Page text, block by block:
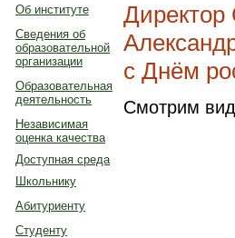
Об институте
Сведения об
образовательной
организации
Образовательная
деятельность
Независимая
оценка качества
Доступная среда
Школьнику
Абитуриенту
Студенту
Директор
с Днём
Смотрим